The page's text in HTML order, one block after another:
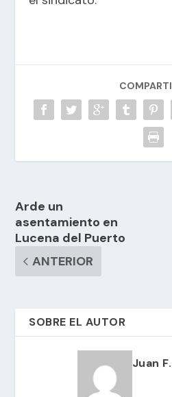
Arde un
asentamiento en
Lucena del Puerto
ANTERIOR
SOBRE EL AUTOR
Juan